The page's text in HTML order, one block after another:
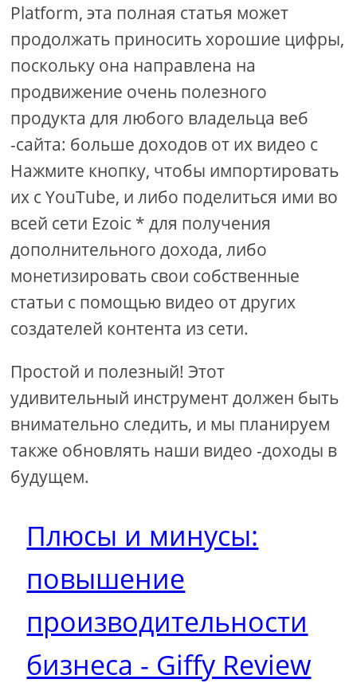
Platform, эта полная статья может
продолжать приносить хорошие цифры,
поскольку она направлена ​​на
продвижение очень полезного
продукта для любого владельца веб
-сайта: больше доходов от их видео с
Нажмите кнопку, чтобы импортировать
их с YouTube, и либо поделиться ими во
всей сети Ezoic * для получения
дополнительного дохода, либо
монетизировать свои собственные
статьи с помощью видео от других
создателей контента из сети.
Простой и полезный! Этот
удивительный инструмент должен быть
внимательно следить, и мы планируем
также обновлять наши видео -доходы в
будущем.
Плюсы и минусы:
повышение
производительности
бизнеса - Giffy Review